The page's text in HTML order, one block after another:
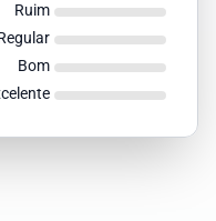
Ruim
Bom